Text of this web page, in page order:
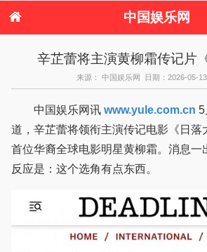
中国娱乐网
电视剧
演唱会 综艺
辛芷蕾将主演黄柳霜传记片
来源： 中国娱乐网 日期：2026-05-
中国娱乐网讯 www.yule.com.cn
道，辛芷蕾将领衔主演传记电影《日落
首位华裔全球电影明星黄柳霜。消息一
反应是：这个选角有点东西。